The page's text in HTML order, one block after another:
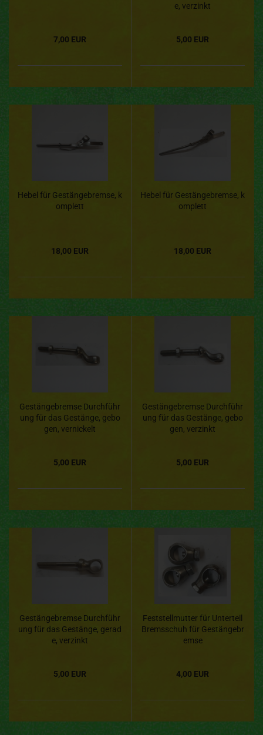
7,00 EUR
e, verzinkt
5,00 EUR
Hebel für Gestängebremse, k
omplett
18,00 EUR
Hebel für Gestängebremse, k
omplett
18,00 EUR
Gestängebremse Durchführ
ung für das Gestänge, gebo
gen, vernickelt
5,00 EUR
Gestängebremse Durchführ
ung für das Gestänge, gebo
gen, verzinkt
5,00 EUR
Gestängebremse Durchführ
ung für das Gestänge, gerad
e, verzinkt
5,00 EUR
Feststellmutter für Unterteil
Bremsschuh für Gestängebr
emse
4,00 EUR